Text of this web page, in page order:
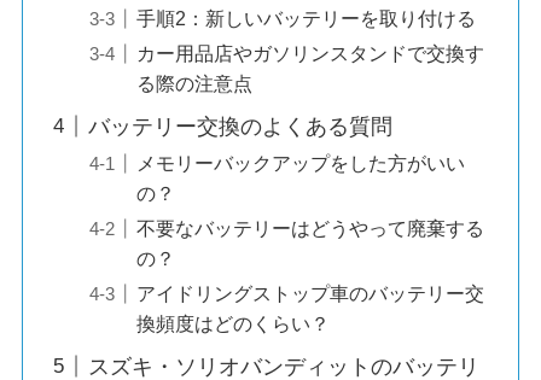
手順2：新しいバッテリーを取り付ける
カー用品店やガソリンスタンドで交換す
る際の注意点
バッテリー交換のよくある質問
メモリーバックアップをした方がいい
の？
不要なバッテリーはどうやって廃棄する
の？
アイドリングストップ車のバッテリー交
換頻度はどのくらい？
スズキ・ソリオバンディットのバッテリ